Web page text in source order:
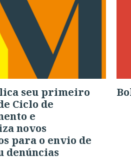
seu primeiro
Ciclo de
e
novos
para o envio de
denúncias